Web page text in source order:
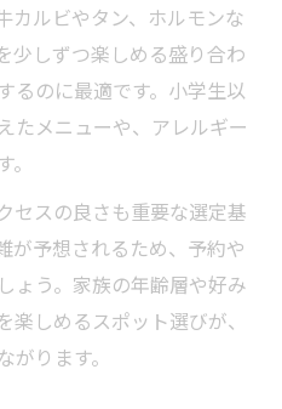
カルビやタン、ホルモンな
少しずつ楽しめる盛り合わ
るのに最適です。小学生以
たメニューや、アレルギー
セスの良さも重要な選定基
が予想されるため、予約や
ょう。家族の年齢層や好み
しめるスポット選びが、
ります。